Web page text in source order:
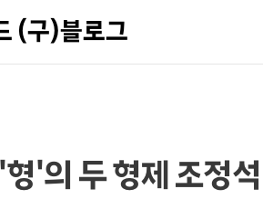
(구)블로그
'의 두 형제 조정